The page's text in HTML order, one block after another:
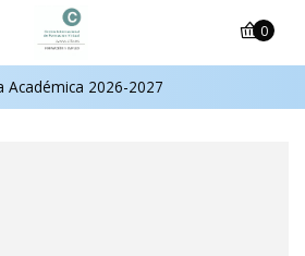
Académica 2026-2027
0